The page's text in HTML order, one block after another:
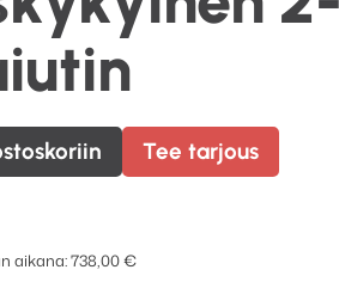
Tee tarjous
aikana:738,00€